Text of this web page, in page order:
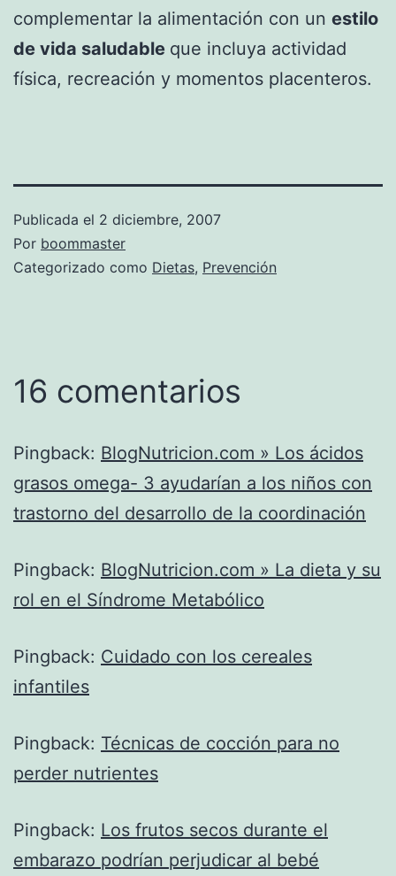
complementar la alimentación con un estilo
de vida saludable que incluya actividad
física, recreación y momentos placenteros.
Publicada el 2 diciembre, 2007
Por boommaster
Categorizado como Dietas, Prevención
16 comentarios
Pingback: BlogNutricion.com » Los ácidos
grasos omega- 3 ayudarían a los niños con
trastorno del desarrollo de la coordinación
Pingback: BlogNutricion.com » La dieta y su
rol en el Síndrome Metabólico
Pingback: Cuidado con los cereales
infantiles
Pingback: Técnicas de cocción para no
perder nutrientes
Pingback: Los frutos secos durante el
embarazo podrían perjudicar al bebé